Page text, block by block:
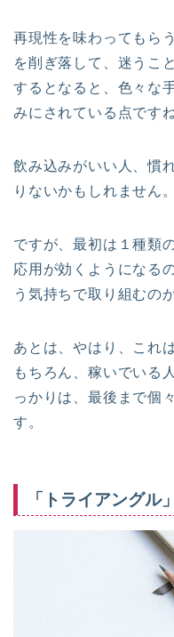
再現性を味わってもら
を削ぎ落して、迷うこ
するとなると、色々な
みにされている点ですね
飲み込みがいい人、慣
りないかもしれません。
ですが、最初は１種類
応用が効くようになる
う気持ちで取り組むの
あとは、やはり、これ
もちろん、稼いでいる
っかりは、最後まで個
す。
「トライアングル